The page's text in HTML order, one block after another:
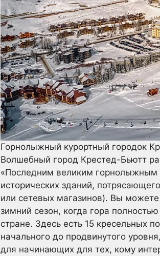
Горнолыжный курортный городок
Волшебный город Крестед-Бьютт
«Последним великим горнолыжным
исторических зданий,
или сетевых магазинов). Вы
зимний сезон, когда гора
стране. Здесь есть 15 кресельных
начального до продвинутого
для начинающих для тех, кому